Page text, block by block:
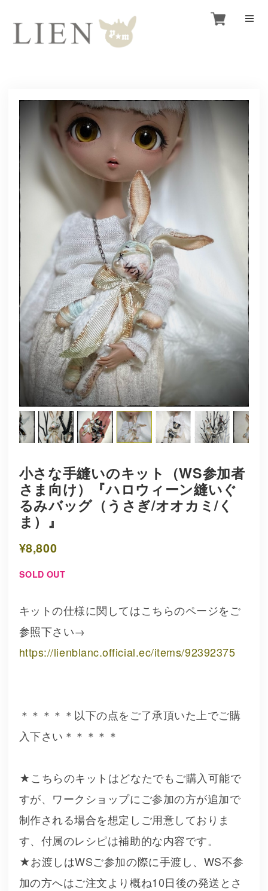
小さな手縫いのキット（WS参加者
さま向け）『ハロウィーン縫いぐ
るみバッグ（うさぎ/オオカミ/く
ま）』
¥8,800
SOLD OUT
キットの仕様に関してはこちらのページをご
参照下さい→
https://lienblanc.official.ec/items/92392375
＊＊＊＊＊以下の点をご了承頂いた上でご購
入下さい＊＊＊＊＊
★こちらのキットはどなたでもご購入可能で
すが、ワークショップにご参加の方が追加で
制作される場合を想定しご用意しておりま
す、付属のレシピは補助的な内容です。
★お渡しはWSご参加の際に手渡し、WS不参
加の方へはご注文より概ね10日後の発送とさ